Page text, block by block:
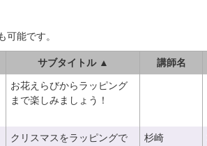
能です。
サブタイトル ▲ 講師名
お花えらびからラッピング
まで楽しみましょう！
クリスマスをラッピングで
杉崎